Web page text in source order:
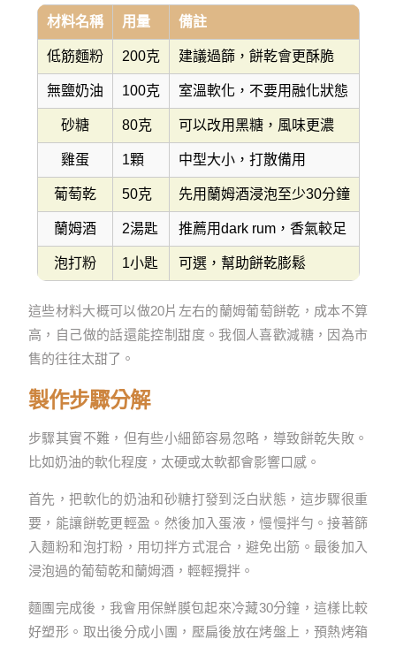
材料名稱 用量 備註
低筋麵粉 200克 建議過篩，餅乾會更酥脆
無鹽奶油 100克 室溫軟化，不要用融化狀態
砂糖 80克 可以改用黑糖，風味更濃
雞蛋 1顆 中型大小，打散備用
葡萄乾 50克 先用蘭姆酒浸泡至少30分鐘
蘭姆酒 2湯匙 推薦用dark rum，香氣較足
泡打粉 1小匙 可選，幫助餅乾膨鬆
這些材料大概可以做20片左右的蘭姆葡萄餅乾，成本不算
高，自己做的話還能控制甜度。我個人喜歡減糖，因為市
售的往往太甜了。
製作步驟分解
步驟其實不難，但有些小細節容易忽略，導致餅乾失敗。
比如奶油的軟化程度，太硬或太軟都會影響口感。
首先，把軟化的奶油和砂糖打發到泛白狀態，這步驟很重
要，能讓餅乾更輕盈。然後加入蛋液，慢慢拌勻。接著篩
入麵粉和泡打粉，用切拌方式混合，避免出筋。最後加入
浸泡過的葡萄乾和蘭姆酒，輕輕攪拌。
麵團完成後，我會用保鮮膜包起來冷藏30分鐘，這樣比較
好塑形。取出後分成小團，壓扁後放在烤盤上，預熱烤箱